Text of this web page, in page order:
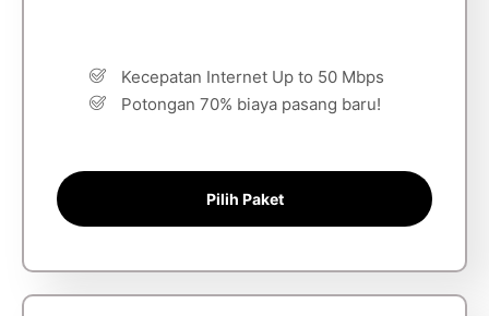
Kecepatan Internet Up to 50 Mbps
Potongan 70% biaya pasang baru!
Pilih Paket